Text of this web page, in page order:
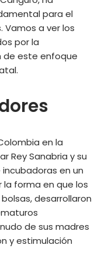
para el
a ver los
por la
de este enfoque
en la
Rey Sanabria y su
en un
la forma en que los
desarrollaron
de sus madres
y estimulación